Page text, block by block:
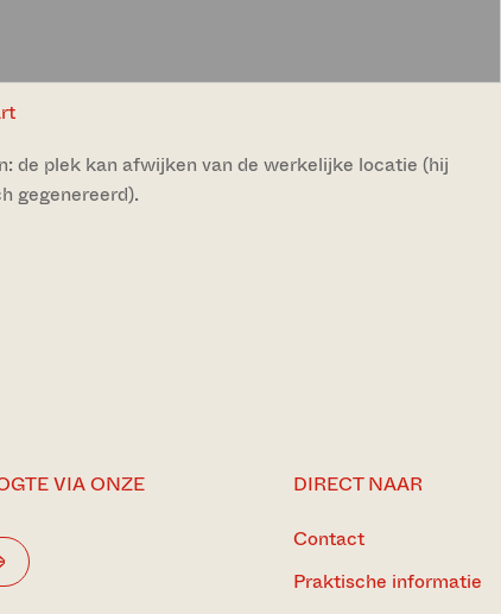
de plek kan afwijken van de werkelijke locatie (hij
gegenereerd).
VIA ONZE
DIRECT NAAR
Contact
Praktische informatie